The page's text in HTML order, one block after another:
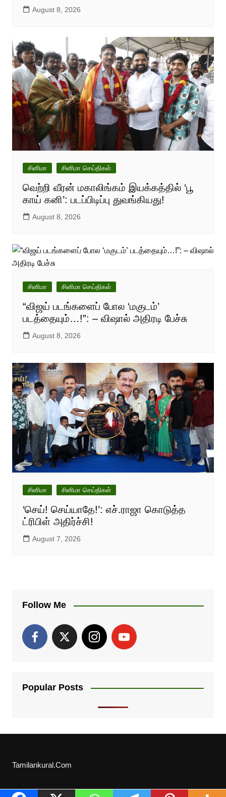
August 8, 2026
சினிமா சினிமா செய்திகள்
வெற்றி வீரன் மகாலிங்கம் இயக்கத்தில் ‘பூ
காய் கனி’: படப்பிடிப்பு துவங்கியது!
August 8, 2026
சினிமா சினிமா செய்திகள்
“விஜய் படங்களைப் போல ‘மகுடம்’
படத்தையும்…!”: – விஷால் அதிரடி பேச்சு
August 8, 2026
சினிமா சினிமா செய்திகள்
‘செய்! செய்யாதே!’: எச்.ராஜா கொடுத்த
ட்ரிபிள் அதிர்ச்சி!
August 7, 2026
Follow Me
Popular Posts
Tamilankural.Com